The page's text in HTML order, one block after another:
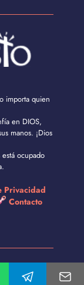
importa quien
en DIOS,
manos. ¡Dios
ocupado
Privacidad
Contacto